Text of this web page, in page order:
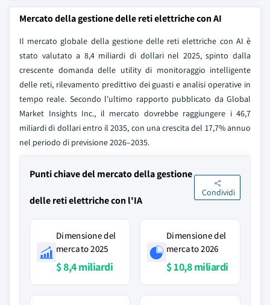
Mercato della gestione delle reti elettriche con AI
Il mercato globale della gestione delle reti elettriche con AI è
stato valutato a 8,4 miliardi di dollari nel 2025, spinto dalla
crescente domanda delle utility di monitoraggio intelligente
delle reti, rilevamento predittivo dei guasti e analisi operative in
tempo reale. Secondo l'ultimo rapporto pubblicato da Global
Market Insights Inc., il mercato dovrebbe raggiungere i 46,7
miliardi di dollari entro il 2035, con una crescita del 17,7% annuo
nel periodo di previsione 2026–2035.
Punti chiave del mercato della gestione
delle reti elettriche con l'IA
Condividi
Dimensione del
mercato 2025
$ 8,4 miliardi
Dimensione del
mercato 2026
$ 10,8 miliardi